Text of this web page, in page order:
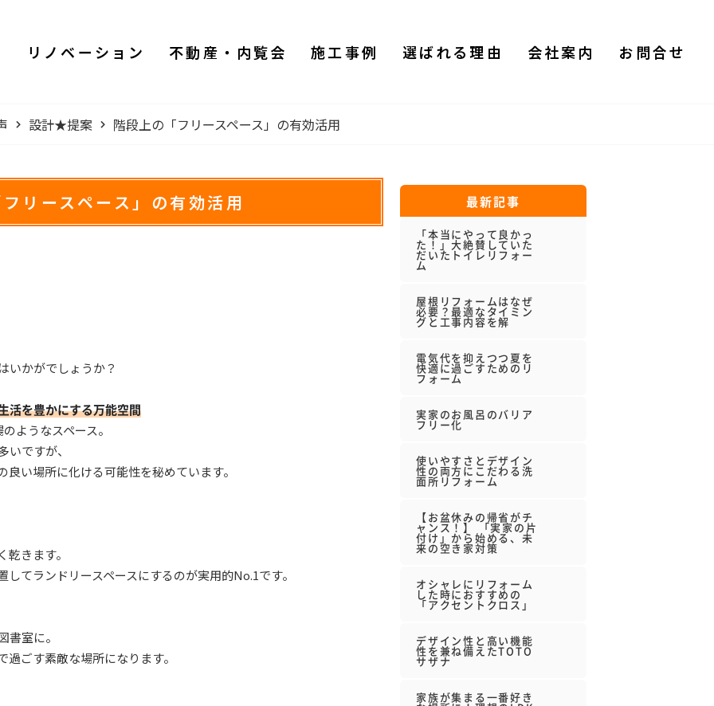
リノベーション 不動産・内覧会 施工事例 選ばれる理由 会社案内 お問合せ
設計★提案 階段上の「フリースペース」の有効活用
リースペース」の有効活用
いかがでしょうか？
活を豊かにする万能空間
ようなスペース。
ですが、
い場所に化ける可能性を秘めています。
きます。
てランドリースペースにするのが実用的No.1です。
室に。
ごす素敵な場所になります。
最新記事
「本当にやって良かっ
た！」大絶賛していた
だいたトイレリフォー
ム
屋根リフォームはなぜ
必要？最適なタイミン
グと工事内容を解
電気代を抑えつつ夏を
快適に過ごすためのリ
フォーム
実家のお風呂のバリア
フリー化
使いやすさとデザイン
性の両方にこだわる洗
面所リフォーム
【お盆休みの帰省がチ
ャンス！】 「実家の片
付け」から始める、未
来の空き家対策
オシャレにリフォーム
した時におすすめの
「アクセントクロス」
デザイン性と高い機能
性を兼ね備えたTOTO
サザナ
家族が集まる一番好き